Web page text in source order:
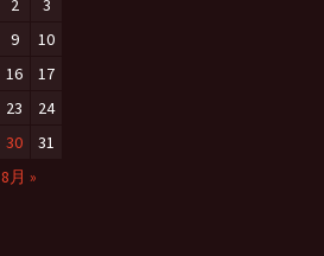
9
10
16
17
23
24
30
31
8月 »